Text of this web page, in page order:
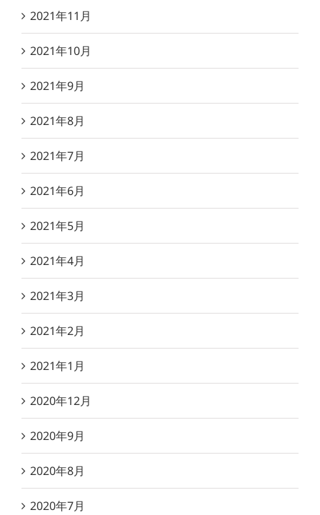
2021年11月
2021年10月
2021年9月
2021年8月
2021年7月
2021年6月
2021年5月
2021年4月
2021年3月
2021年2月
2021年1月
2020年12月
2020年9月
2020年8月
2020年7月